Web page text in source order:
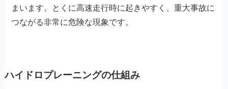
まいます。とくに高速走行時に起きやすく、重大事故に
つながる非常に危険な現象です。
ハイドロプレーニングの仕組み